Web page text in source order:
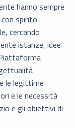
hanno sempre
spirito
cercando
istanze, idee
le legittime
e le necessità
e gli obiettivi di